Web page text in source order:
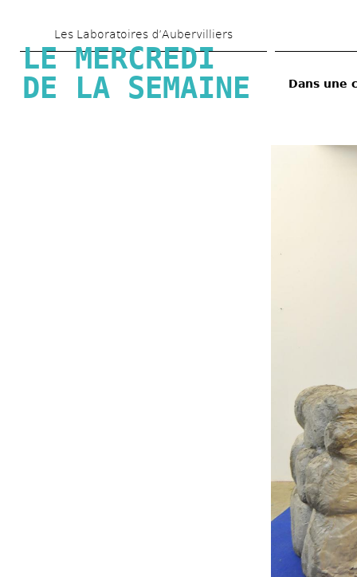
au
contenu
principal
Les Laboratoires d’Aubervilliers
LE MERCREDI
DE LA SEMAINE
Dans une